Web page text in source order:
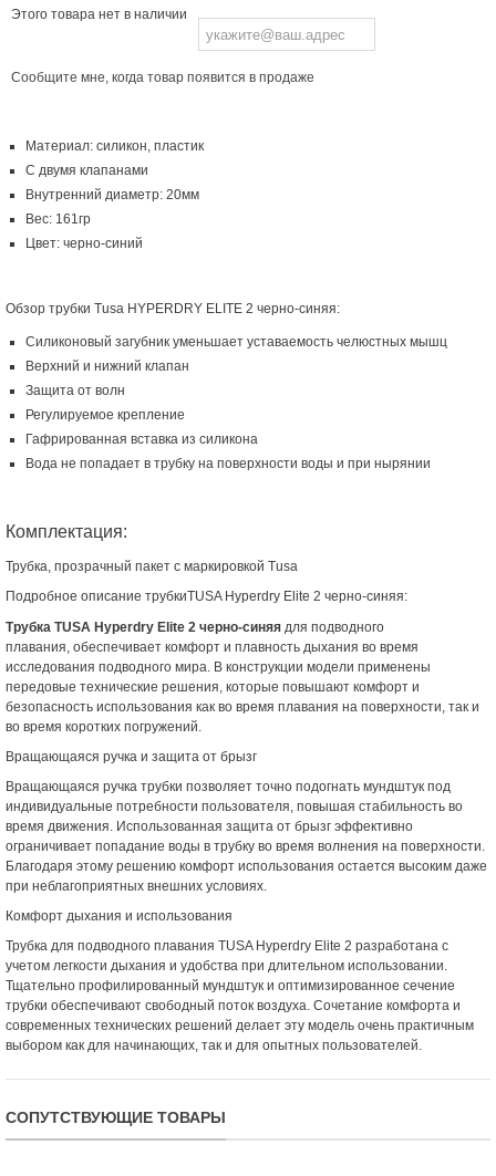
Этого товара нет в наличии
Сообщите мне, когда товар появится в продаже
Материал: силикон, пластик
С двумя клапанами
Внутренний диаметр: 20мм
Вес: 161гр
Цвет: черно-синий
Обзор трубки Tusa HYPERDRY ELITE 2 черно-синяя:
Силиконовый загубник уменьшает уставаемость челюстных мышц
Верхний и нижний клапан
Защита от волн
Регулируемое крепление
Гафрированная вставка из силикона
Вода не попадает в трубку на поверхности воды и при нырянии
Комплектация:
Трубка, прозрачный пакет с маркировкой Tusa
Подробное описание трубкиTUSA Hyperdry Elite 2 черно-синяя:
Трубка TUSA Hyperdry Elite 2 черно-синяя для подводного
плавания, обеспечивает комфорт и плавность дыхания во время
исследования подводного мира. В конструкции модели применены
передовые технические решения, которые повышают комфорт и
безопасность использования как во время плавания на поверхности, так и
во время коротких погружений.
Вращающаяся ручка и защита от брызг
Вращающаяся ручка трубки позволяет точно подогнать мундштук под
индивидуальные потребности пользователя, повышая стабильность во
время движения. Использованная защита от брызг эффективно
ограничивает попадание воды в трубку во время волнения на поверхности.
Благодаря этому решению комфорт использования остается высоким даже
при неблагоприятных внешних условиях.
Комфорт дыхания и использования
Трубка для подводного плавания TUSA Hyperdry Elite 2 разработана с
учетом легкости дыхания и удобства при длительном использовании.
Тщательно профилированный мундштук и оптимизированное сечение
трубки обеспечивают свободный поток воздуха. Сочетание комфорта и
современных технических решений делает эту модель очень практичным
выбором как для начинающих, так и для опытных пользователей.
СОПУТСТВУЮЩИЕ ТОВАРЫ